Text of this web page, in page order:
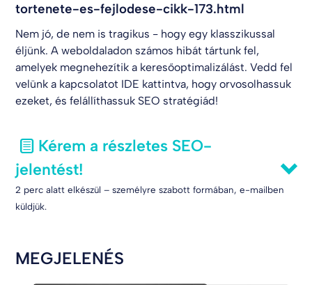
tortenete-es-fejlodese-cikk-173.html
Nem jó, de nem is tragikus - hogy egy klasszikussal
éljünk. A weboldaladon számos hibát tártunk fel,
amelyek megnehezítik a keresőoptimalizálást. Vedd fel
velünk a kapcsolatot IDE kattintva, hogy orvosolhassuk
ezeket, és felállíthassuk SEO stratégiád!
Kérem a részletes SEO-
jelentést!
2 perc alatt elkészül – személyre szabott formában, e-mailben
küldjük.
MEGJELENÉS